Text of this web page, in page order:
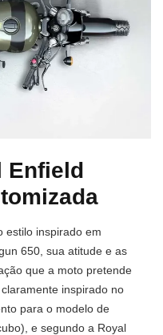
Enfield
estilo inspirado em
650, sua atitude e as
que a moto pretende
inspirado no
para o modelo de
e segundo a Royal